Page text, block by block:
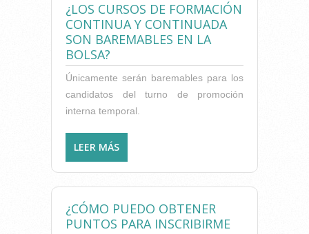
¿LOS CURSOS DE FORMACIÓN
CONTINUA Y CONTINUADA
SON BAREMABLES EN LA
BOLSA?
Únicamente serán baremables para los
candidatos del turno de promoción
interna temporal.
LEER MÁS
FORMACIÓN CONTINUA Y
¿CÓMO PUEDO OBTENER
PUNTOS PARA INSCRIBIRME